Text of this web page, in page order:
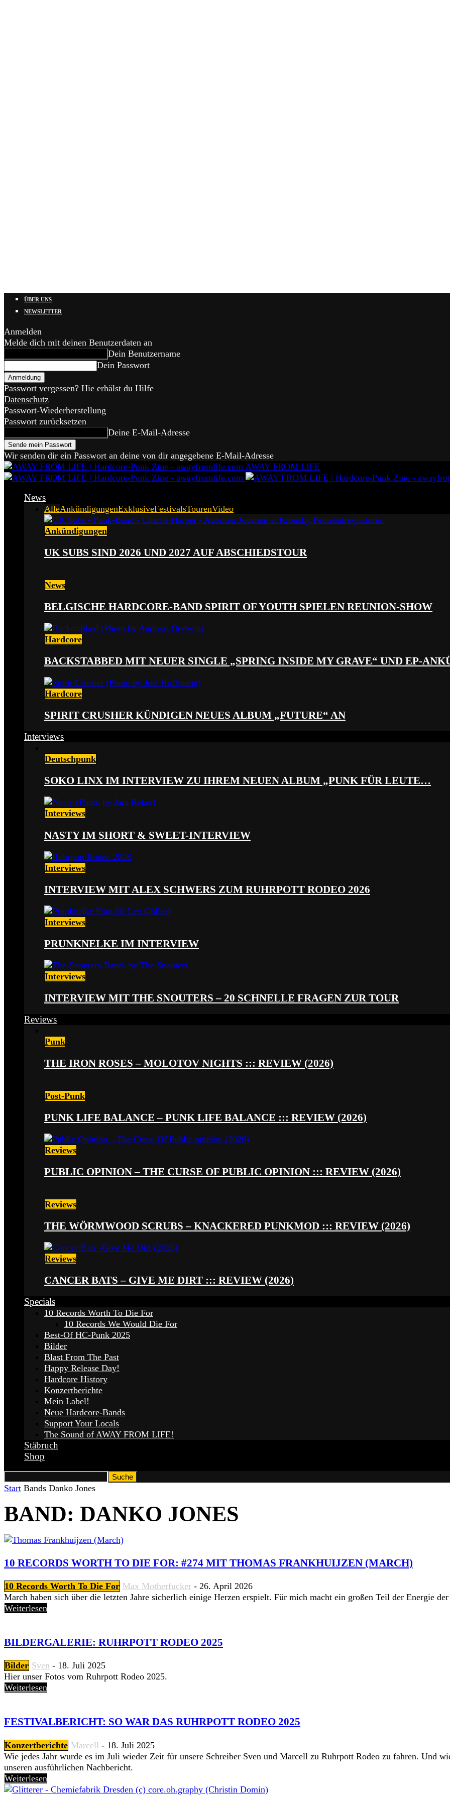
ÜBER UNS
NEWSLETTER
Anmelden
Melde dich mit deinen Benutzerdaten an
Dein Benutzername
Dein Passwort
Passwort vergessen? Hie erhälst du Hilfe
Datenschutz
Passwort-Wiederherstellung
Passwort zurücksetzen
Deine E-Mail-Adresse
Wir senden dir ein Passwort an deine von dir angegebene E-Mail-Adresse
AWAY FROM LIFE
News
AlleAnkündigungenExklusiveFestivalsTourenVideo
Ankündigungen
UK SUBS SIND 2026 UND 2027 AUF ABSCHIEDSTOUR
News
BELGISCHE HARDCORE-BAND SPIRIT OF YOUTH SPIELEN REUNION-SHOW
Hardcore
BACKSTABBED MIT NEUER SINGLE „SPRING INSIDE MY GRAVE“ UND EP-
Hardcore
SPIRIT CRUSHER KÜNDIGEN NEUES ALBUM „FUTURE“ AN
Interviews
Deutschpunk
SOKO LINX IM INTERVIEW ZU IHREM NEUEN ALBUM „PUNK FÜR LEUTE…
Interviews
NASTY IM SHORT & SWEET-INTERVIEW
Interviews
INTERVIEW MIT ALEX SCHWERS ZUM RUHRPOTT RODEO 2026
Interviews
PRUNKNELKE IM INTERVIEW
Interviews
INTERVIEW MIT THE SNOUTERS – 20 SCHNELLE FRAGEN ZUR TOUR
Reviews
Punk
THE IRON ROSES – MOLOTOV NIGHTS ::: REVIEW (2026)
Post-Punk
PUNK LIFE BALANCE – PUNK LIFE BALANCE ::: REVIEW (2026)
Reviews
PUBLIC OPINION – THE CURSE OF PUBLIC OPINION ::: REVIEW (2026)
Reviews
THE WÖRMWOOD SCRUBS – KNACKERED PUNKMOD ::: REVIEW (2026)
Reviews
CANCER BATS – GIVE ME DIRT ::: REVIEW (2026)
Specials
10 Records Worth To Die For
10 Records We Would Die For
Best-Of HC-Punk 2025
Bilder
Blast From The Past
Happy Release Day!
Hardcore History
Konzertberichte
Mein Label!
Neue Hardcore-Bands
Support Your Locals
The Sound of AWAY FROM LIFE!
Stäbruch
Shop
Start Bands Danko Jones
BAND: DANKO JONES
10 RECORDS WORTH TO DIE FOR: #274 MIT THOMAS FRANKHUIJZEN (MARCH)
10 Records Worth To Die For Max Motherfucker - 26. April 2026
March haben sich über die letzten Jahre sicherlich einige Herzen erspielt. Für mich macht ein großen Teil der Energie
Weiterlesen
BILDERGALERIE: RUHRPOTT RODEO 2025
Bilder Sven - 18. Juli 2025
Hier unser Fotos vom Ruhrpott Rodeo 2025.
Weiterlesen
FESTIVALBERICHT: SO WAR DAS RUHRPOTT RODEO 2025
Konzertberichte Marcell - 18. Juli 2025
Wie jedes Jahr wurde es im Juli wieder Zeit für unsere Schreiber Sven und Marcell zu Ruhrpott Rodeo zu fahren. Und
unseren ausführlichen Nachbericht.
Weiterlesen